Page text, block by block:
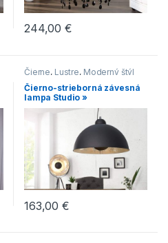
244,00€
Čierne, Lustre, Moderný štýl
Čierno-strieborná závesná
lampa Studio »
163,00€